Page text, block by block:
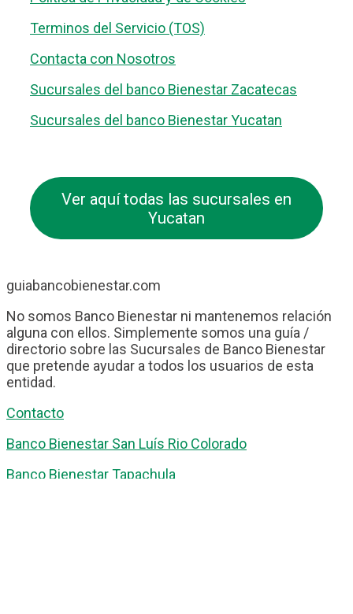
Terminos del Servicio (TOS)
Contacta con Nosotros
Sucursales del banco Bienestar Zacatecas
Sucursales del banco Bienestar Yucatan
Ver aquí todas las sucursales en
Yucatan
guiabancobienestar.com
No somos Banco Bienestar ni mantenemos relación
alguna con ellos. Simplemente somos una guía /
directorio sobre las Sucursales de Banco Bienestar
que pretende ayudar a todos los usuarios de esta
entidad.
Contacto
Banco Bienestar San Luís Rio Colorado
Banco Bienestar Tapachula